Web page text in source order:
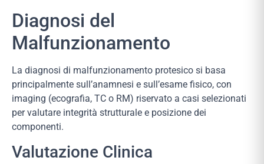
Diagnosi del
Malfunzionamento
La diagnosi di malfunzionamento protesico si basa
principalmente sull’anamnesi e sull’esame fisico, con
imaging (ecografia, TC o RM) riservato a casi selezionati
per valutare integrità strutturale e posizione dei
componenti.
Valutazione Clinica